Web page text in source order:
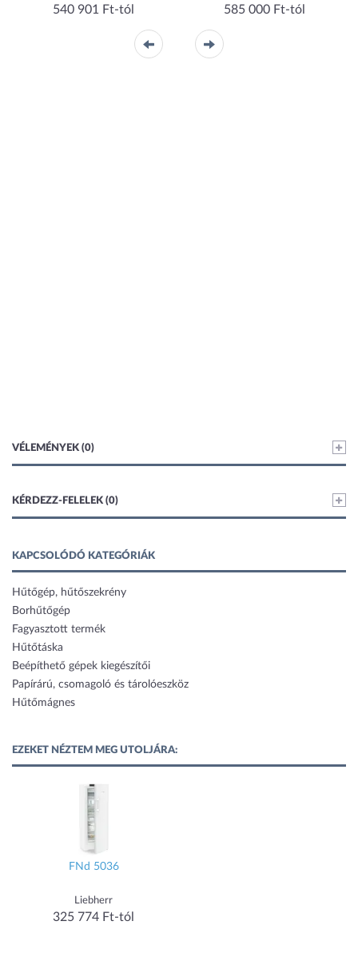
540 901 Ft-tól 585 000 Ft-tól
VÉLEMÉNYEK (0)
KÉRDEZZ-FELELEK (0)
KAPCSOLÓDÓ KATEGÓRIÁK
Hűtőgép, hűtőszekrény
Borhűtőgép
Fagyasztott termék
Hűtőtáska
Beépíthető gépek kiegészítői
Papírárú, csomagoló és tárolóeszköz
Hűtőmágnes
EZEKET NÉZTEM MEG UTOLJÁRA:
FNd 5036
Liebherr
325 774 Ft-tól